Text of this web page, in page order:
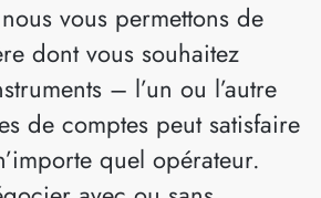
vous permettons de
dont vous souhaitez
– l’un ou l’autre
de comptes peut satisfaire
quel opérateur.